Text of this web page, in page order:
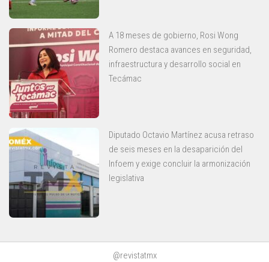
A 18 meses de gobierno, Rosi Wong
Romero destaca avances en seguridad,
infraestructura y desarrollo social en
Tecámac
Diputado Octavio Martínez acusa retraso
de seis meses en la desaparición del
Infoem y exige concluir la armonización
legislativa
@revistatmx